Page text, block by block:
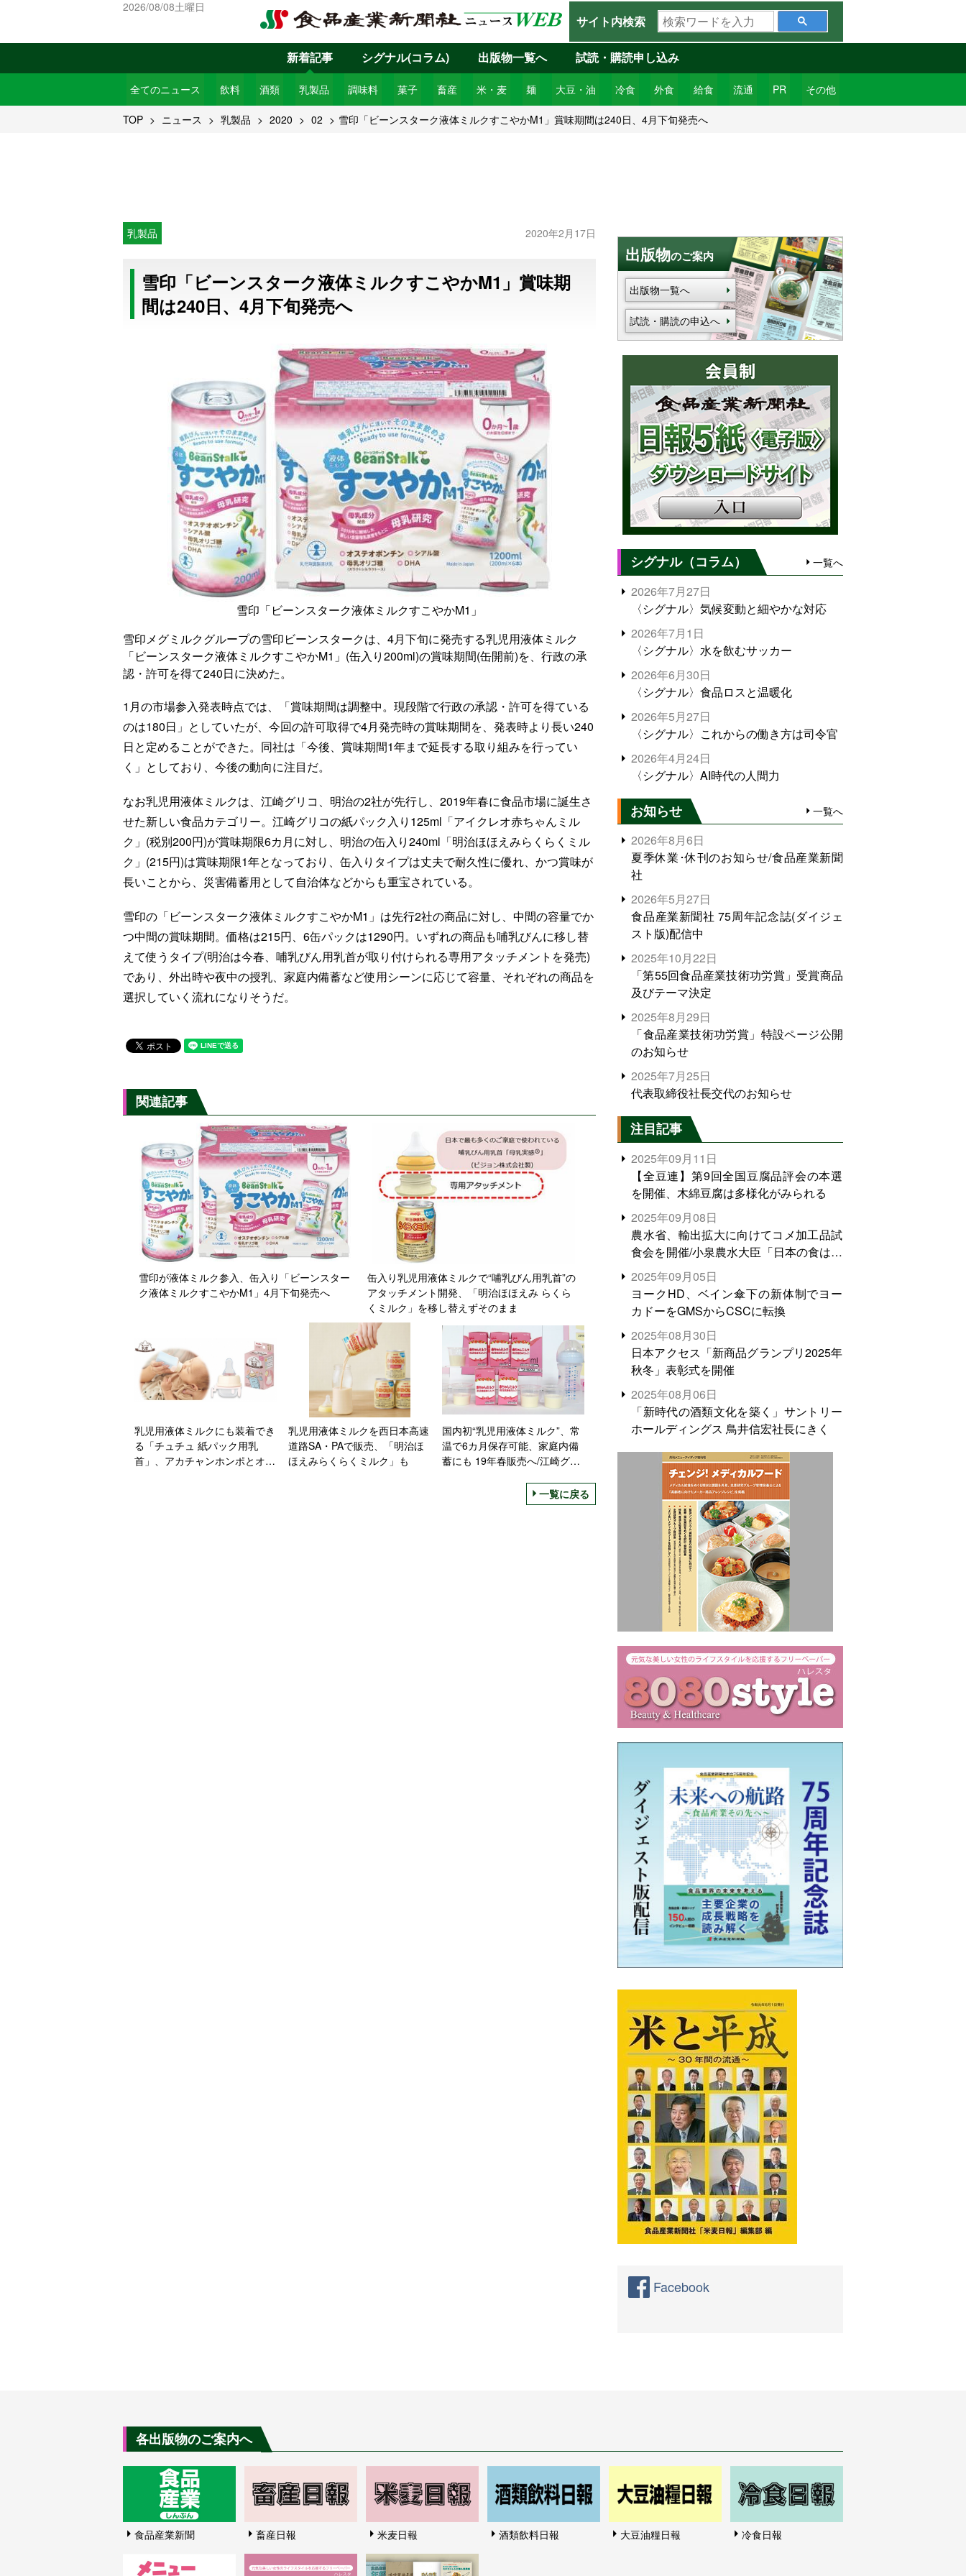
2026/08/08土曜日
サイト内検索
検
索
ワ
ー
ド
を
入
新着記事
全てのニュース 飲料 酒類 乳製品 調味料 菓子 畜産 米・麦 麺 大豆・油 冷食 外食 給食 流通 PR その他
シグナル(コラム) 出版物一覧へ 試読・購読申し込み
TOP ニュース 乳製品 2020 02 雪印「ビーンスターク液体ミルクすこやかM1」賞味期間は240日、4月下旬発売へ
乳製品 2020年2月17日
雪印「ビーンスターク液体ミルクすこやかM1」賞味期
間は240日、4月下旬発売へ
雪印「ビーンスターク液体ミルクすこやかM1」
雪印メグミルクグループの雪印ビーンスタークは、4月下旬に発売する乳児用液体ミルク
「ビーンスターク液体ミルクすこやかM1」(缶入り200ml)の賞味期間(缶開前)を、行政の承
認・許可を得て240日に決めた。
1月の市場参入発表時点では、「賞味期間は調整中。現段階で行政の承認・許可を得ている
のは180日」としていたが、今回の許可取得で4月発売時の賞味期間を、発表時より長い240
日と定めることができた。同社は「今後、賞味期間1年まで延長する取り組みを行ってい
く」としており、今後の動向に注目だ。
なお乳児用液体ミルクは、江崎グリコ、明治の2社が先行し、2019年春に食品市場に誕生さ
せた新しい食品カテゴリー。江崎グリコの紙パック入り125ml「アイクレオ赤ちゃんミル
ク」(税別200円)が賞味期限6カ月に対し、明治の缶入り240ml「明治ほほえみらくらくミル
ク」(215円)は賞味期限1年となっており、缶入りタイプは丈夫で耐久性に優れ、かつ賞味が
長いことから、災害備蓄用として自治体などからも重宝されている。
雪印の「ビーンスターク液体ミルクすこやかM1」は先行2社の商品に対し、中間の容量でか
つ中間の賞味期間。価格は215円、6缶パックは1290円。いずれの商品も哺乳びんに移し替
えて使うタイプ(明治は今春、哺乳びん用乳首が取り付けられる専用アタッチメントを発売)
であり、外出時や夜中の授乳、家庭内備蓄など使用シーンに応じて容量、それぞれの商品を
選択していく流れになりそうだ。
関連記事
雪印が液体ミルク参入、缶入り「ビーンスター
ク液体ミルクすこやかM1」4月下旬発売へ
缶入り乳児用液体ミルクで“哺乳びん用乳首”の
アタッチメント開発、「明治ほほえみ らくら
くミルク」を移し替えずそのまま
乳児用液体ミルクにも装着でき
る「チュチュ 紙パック用乳
首」、アカチャンホンポとオム
乳児用液体ミルクを西日本高速
道路SA・PAで販売、「明治ほ
ほえみらくらくミルク」も
国内初“乳児用液体ミルク”、常
温で6カ月保存可能、家庭内備
蓄にも 19年春販売へ/江崎グリ
一覧に戻る
出版物のご案内
出版物一覧へ
試読・購読の申込へ
シグナル（コラム） 一覧へ
2026年7月27日
〈シグナル〉気候変動と細やかな対応
2026年7月1日
〈シグナル〉水を飲むサッカー
2026年6月30日
〈シグナル〉食品ロスと温暖化
2026年5月27日
〈シグナル〉これからの働き方は司令官
2026年4月24日
〈シグナル〉AI時代の人間力
お知らせ 一覧へ
2026年8月6日
夏季休業･休刊のお知らせ/食品産業新聞
社
2026年5月27日
食品産業新聞社 75周年記念誌(ダイジェ
スト版)配信中
2025年10月22日
「第55回食品産業技術功労賞」受賞商品
及びテーマ決定
2025年8月29日
「食品産業技術功労賞」特設ページ公開
のお知らせ
2025年7月25日
代表取締役社長交代のお知らせ
注目記事
2025年09月11日
【全豆連】第9回全国豆腐品評会の本選
を開催、木綿豆腐は多様化がみられる
2025年09月08日
農水省、輸出拡大に向けてコメ加工品試
食会を開催/小泉農水大臣「日本の食は世
界でトップをとれる。米増産に向けて、
米輸出需要の拡大を」
2025年09月05日
ヨークHD、ベイン傘下の新体制でヨー
カドーをGMSからCSCに転換
2025年08月30日
日本アクセス「新商品グランプリ2025年
秋冬」表彰式を開催
2025年08月06日
「新時代の酒類文化を築く」サントリー
ホールディングス 鳥井信宏社長にきく
Facebook
各出版物のご案内へ
食品産業新聞 畜産日報 米麦日報 酒類飲料日報 大豆油糧日報 冷食日報